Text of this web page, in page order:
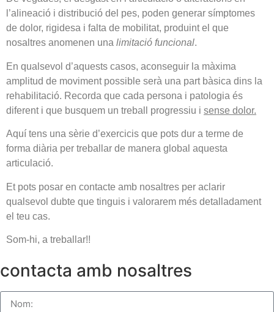
l’alineació i distribució del pes, poden generar símptomes
de dolor, rigidesa i falta de mobilitat, produint el que
nosaltres anomenen una limitació funcional.
En qualsevol d’aquests casos, aconseguir la màxima
amplitud de moviment possible serà una part bàsica dins la
rehabilitació. Recorda que cada persona i patologia és
diferent i que busquem un treball progressiu i sense dolor.
Aquí tens una sèrie d’exercicis que pots dur a terme de
forma diària per treballar de manera global aquesta
articulació.
Et pots posar en contacte amb nosaltres per aclarir
qualsevol dubte que tinguis i valorarem més detalladament
el teu cas.
Som-hi, a treballar!!
contacta amb nosaltres